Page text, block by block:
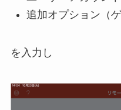
追加オプション（
を入力し